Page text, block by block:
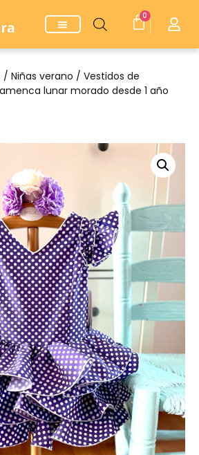
0
/ Niñas verano / Vestidos de
lunar morado desde 1 año